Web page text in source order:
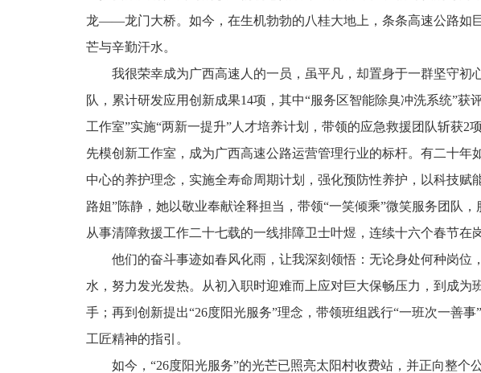
龙——龙门大桥。如今，在生机勃勃的八桂大地上，条条高速公路如
芒与辛勤汗水。
我很荣幸成为广西高速人的一员，虽平凡，却置身于一群坚守初
队，累计研发应用创新成果14项，其中“服务区智能除臭冲洗系统”
工作室”实施“两新一提升”人才培养计划，带领的应急救援团队斩获
先模创新工作室，成为广西高速公路运营管理行业的标杆。有二十
中心的养护理念，实施全寿命周期计划，强化预防性养护，以科技
路姐”陈静，她以敬业奉献诠释担当，带领“一笑倾乘”微笑服务团队
从事清障救援工作二十七载的一线排障卫士叶煜，连续十六个春节在
他们的奋斗事迹如春风化雨，让我深刻领悟：无论身处何种岗
水，努力发光发热。从初入职时迎难而上应对巨大保畅压力，到成
手；再到创新提出“26度阳光服务”理念，带领班组践行“一班次一
工匠精神的指引。
如今，“26度阳光服务”的光芒已照亮太阳村收费站，并正向整